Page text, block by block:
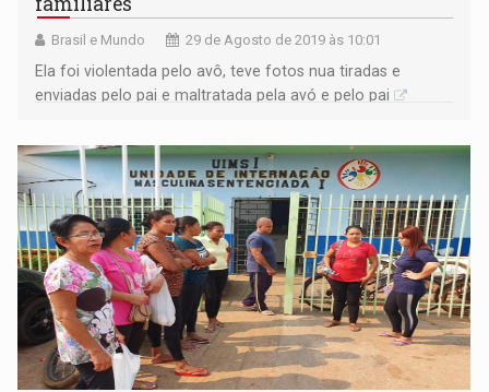
Brasil e Mundo 29 de Agosto de 2019 às 10:01
Ela foi violentada pelo avô, teve fotos nua tiradas e
enviadas pelo pai e maltratada pela avó e pelo pai